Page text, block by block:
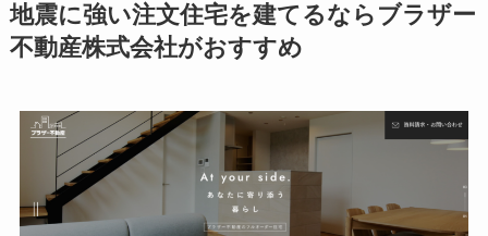
地震に強い注文住宅を建てるならブラザー
不動産株式会社がおすすめ